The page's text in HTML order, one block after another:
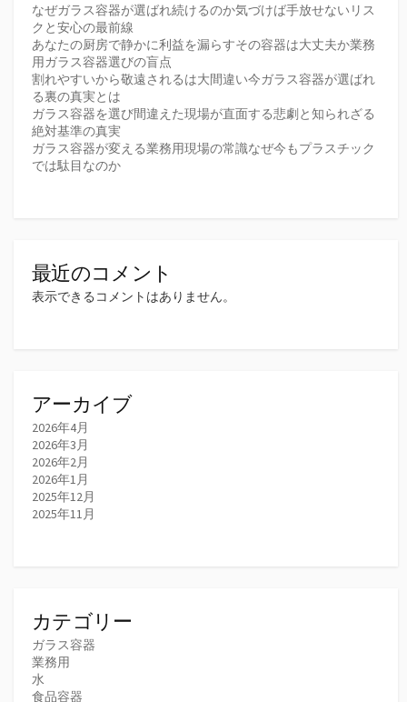
なぜガラス容器が選ばれ続けるのか気づけば手放せないリス
クと安心の最前線
あなたの厨房で静かに利益を漏らすその容器は大丈夫か業務
用ガラス容器選びの盲点
割れやすいから敬遠されるは大間違い今ガラス容器が選ばれ
る裏の真実とは
ガラス容器を選び間違えた現場が直面する悲劇と知られざる
絶対基準の真実
ガラス容器が変える業務用現場の常識なぜ今もプラスチック
では駄目なのか
最近のコメント
表示できるコメントはありません。
アーカイブ
2026年4月
2026年3月
2026年2月
2026年1月
2025年12月
2025年11月
カテゴリー
ガラス容器
業務用
水
食品容器